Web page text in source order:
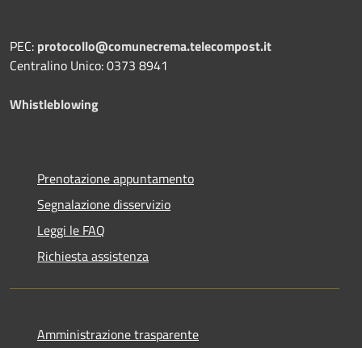
PEC: protocollo@comunecrema.telecompost.it
Centralino Unico: 0373 8941
Whistleblowing
Prenotazione appuntamento
Segnalazione disservizio
Leggi le FAQ
Richiesta assistenza
Amministrazione trasparente